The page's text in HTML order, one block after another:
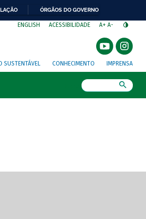
ÓRGÃOS DO GOVERNO
ENGLISH ACESSIBILIDADE A+ A-
SUSTENTÁVEL CONHECIMENTO IMPRENSA
tela